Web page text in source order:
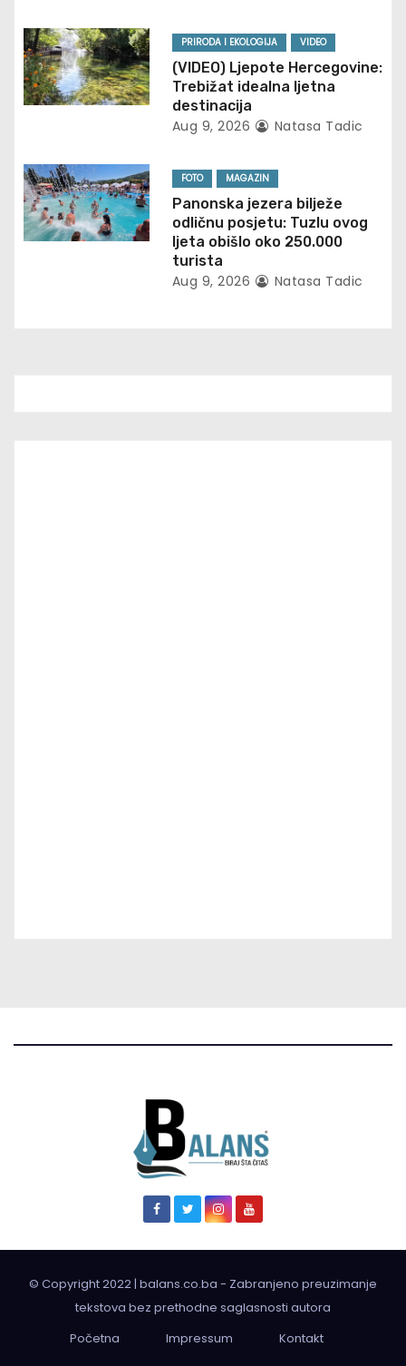
a
t
o
n
PRIRODA I EKOLOGIJA VIDEO
(VIDEO) Ljepote Hercegovine:
Trebižat idealna ljetna
destinacija
Aug 9, 2026 Natasa Tadic
FOTO MAGAZIN
Panonska jezera bilježe
odličnu posjetu: Tuzlu ovog
ljeta obišlo oko 250.000
turista
Aug 9, 2026 Natasa Tadic
© Copyright 2022 | balans.co.ba - Zabranjeno preuzimanje
tekstova bez prethodne saglasnosti autora
Početna
Impressum Kontakt